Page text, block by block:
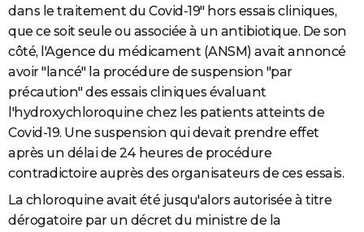
dans le traitement du Covid-19" hors essais cliniques,
que ce soit seule ou associée à un antibiotique. De son
côté, l'Agence du médicament (ANSM) avait annoncé
avoir "lancé" la procédure de suspension "par
précaution" des essais cliniques évaluant
l'hydroxychloroquine chez les patients atteints de
Covid-19. Une suspension qui devait prendre effet
après un délai de 24 heures de procédure
contradictoire auprès des organisateurs de ces essais.
La chloroquine avait été jusqu'alors autorisée à titre
dérogatoire par un décret du ministre de la